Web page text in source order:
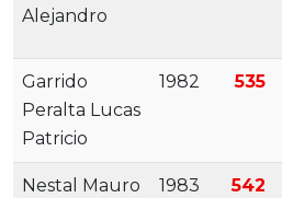
Alejandro
Garrido
Peralta Lucas
Patricio
1982 535
Nestal Mauro
1983 542